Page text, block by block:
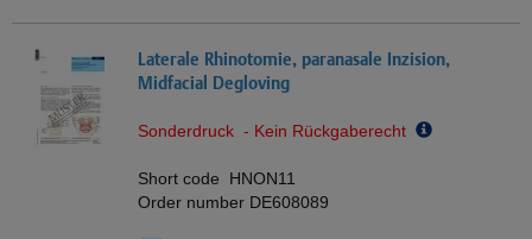
Laterale Rhinotomie, paranasale Inzision,
Midfacial Degloving
Sonderdruck - Kein Rückgaberecht
Short code HNON11
Order number DE608089